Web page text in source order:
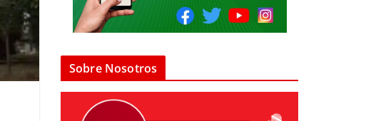
Sobre Nosotros